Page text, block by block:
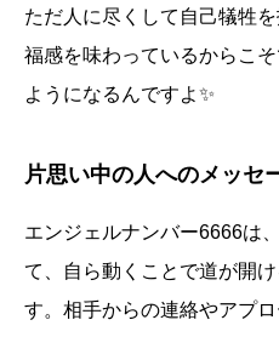
ただ人に尽くして自己犠牲
福感を味わっているからこ
ようになるんですよ✨
片思い中の人へのメッセ
エンジェルナンバー6666は
て、自ら動くことで道が開
す。相手からの連絡やアプ